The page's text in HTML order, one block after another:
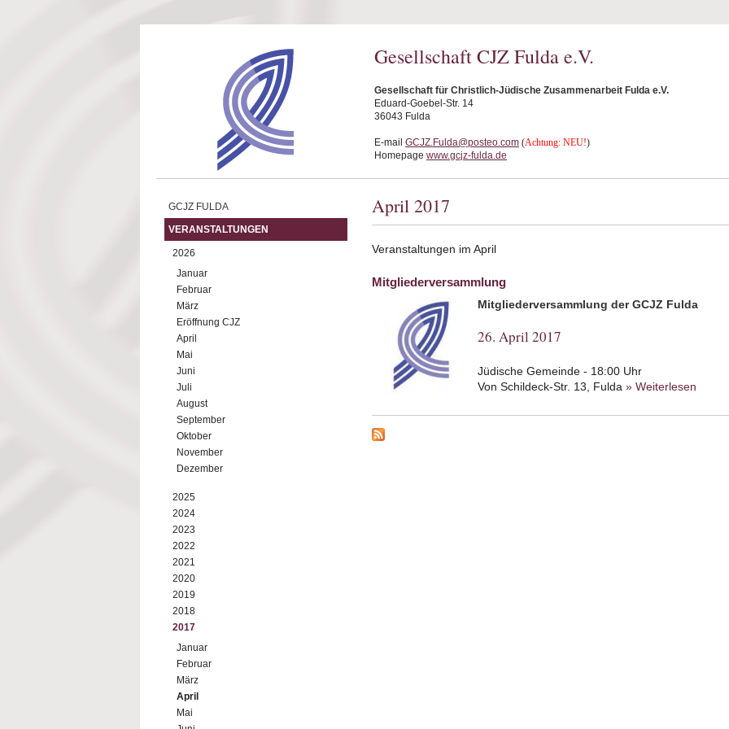
Gesellschaft CJZ Fulda e.V.
Gesellschaft für Christlich-Jüdische Zusammenarbeit Fulda e.V.
Eduard-Goebel-Str. 14
36043 Fulda
E-mail GCJZ.Fulda@posteo.com (Achtung: NEU!)
Homepage www.gcjz-fulda.de
GCJZ FULDA
VERANSTALTUNGEN
2026
Januar
Februar
März
Eröffnung CJZ
April
Mai
Juni
Juli
August
September
Oktober
November
Dezember
2025
2024
2023
2022
2021
2020
2019
2018
2017
Januar
Februar
März
April
Mai
April 2017
Veranstaltungen im April
Mitgliederversammlung
Mitgliederversammlung der GCJZ Fulda
26. April 2017
Jüdische Gemeinde - 18:00 Uhr
Von Schildeck-Str. 13, Fulda » Weiterlesen